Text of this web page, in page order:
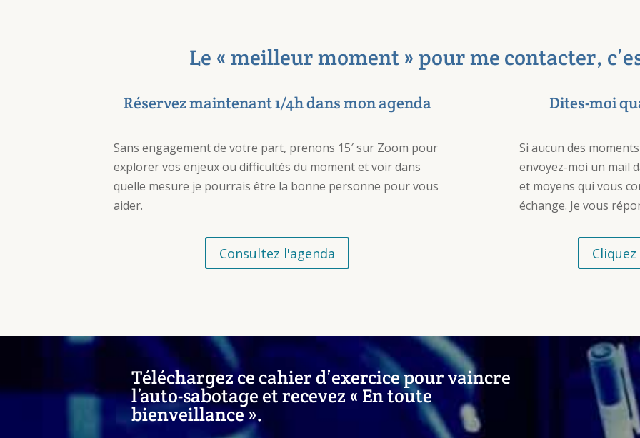
Le « meilleur moment » pour me contacter,
Réservez maintenant 1/4h dans mon agenda
Sans engagement de votre part, prenons 15′ sur Zoom pour
explorer vos enjeux ou difficultés du moment et voir dans
quelle mesure je pourrais être la bonne personne pour vous
aider.
Consultez l'agenda
Dites-moi
Si aucun des
envoyez-moi un mail
et moyens qui vous
échange. Je vous
Téléchargez ce cahier d’exercice pour vaincre
l’auto-sabotage et recevez « En toute
bienveillance ».